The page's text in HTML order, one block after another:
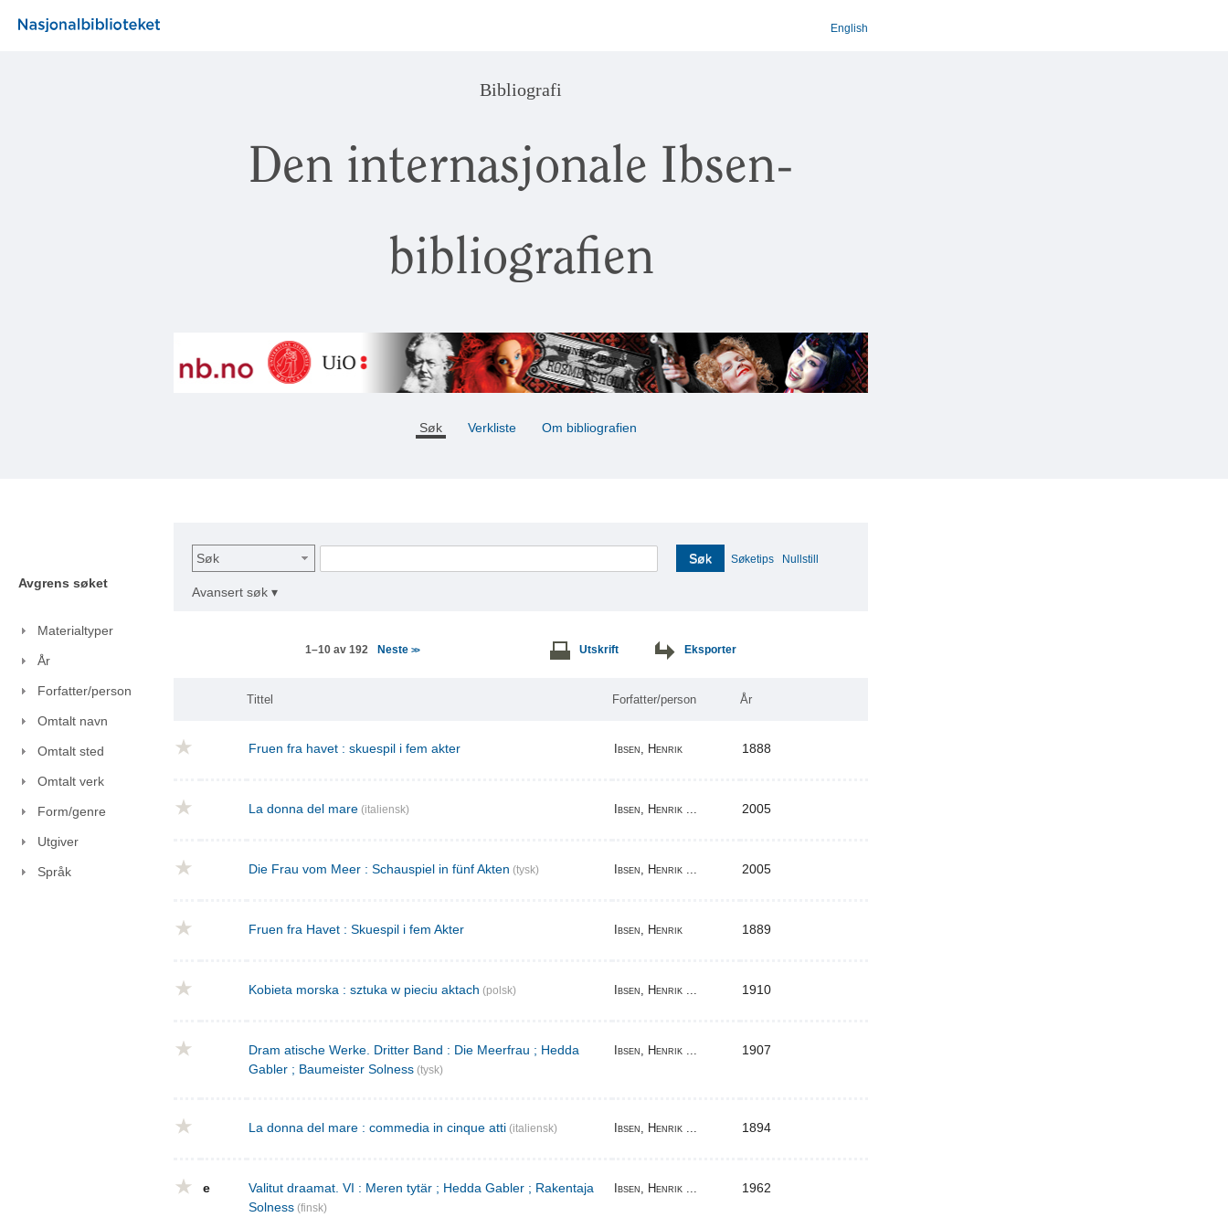
English
Bibliografi
Den internasjonale Ibsen-
bibliografien
Søk Verkliste Om bibliografien
Avgrens søket
Materialtyper
År
Forfatter/person
Omtalt navn
Omtalt sted
Omtalt verk
Form/genre
Utgiver
Språk
Søk Søk Søketips Nullstill
Avansert søk ▾
1–10 av 192 Neste >> Utskrift Eksporter
Tittel Forfatter/person År
Fruen fra havet : skuespil i fem akter Ibsen, Henrik 1888
La donna del mare (italiensk) Ibsen, Henrik ... 2005
Die Frau vom Meer : Schauspiel in fünf Akten (tysk) Ibsen, Henrik ... 2005
Fruen fra Havet : Skuespil i fem Akter Ibsen, Henrik 1889
Kobieta morska : sztuka w pieciu aktach (polsk) Ibsen, Henrik ... 1910
Dram atische Werke. Dritter Band : Die Meerfrau ; Hedda
Gabler ; Baumeister Solness (tysk)
Ibsen, Henrik ... 1907
La donna del mare : commedia in cinque atti (italiensk) Ibsen, Henrik ... 1894
e
Valitut draamat. VI : Meren tytär ; Hedda Gabler ; Rakentaja
Solness (finsk)
Ibsen, Henrik ... 1962